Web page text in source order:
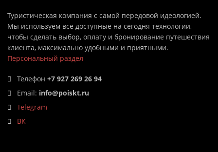
Туристическая компания с самой передовой идеологией.
Мы используем все доступные на сегодня технологии,
чтобы сделать выбор, оплату и бронирование путешествия
клиента, максимально удобными и приятными.
Персональный раздел
Телефон +7 927 269 26 94
Email: info@poiskt.ru
Telegram
ВК